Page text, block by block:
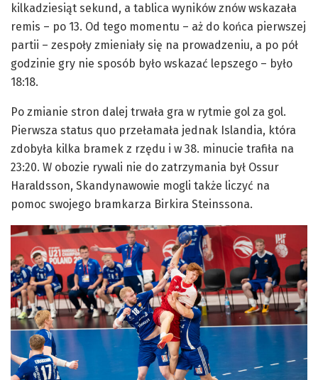
kilkadziesiąt sekund, a tablica wyników znów wskazała
remis – po 13. Od tego momentu – aż do końca pierwszej
partii – zespoły zmieniały się na prowadzeniu, a po pół
godzinie gry nie sposób było wskazać lepszego – było
18:18.
Po zmianie stron dalej trwała gra w rytmie gol za gol.
Pierwsza status quo przełamała jednak Islandia, która
zdobyła kilka bramek z rzędu i w 38. minucie trafiła na
23:20. W obozie rywali nie do zatrzymania był Ossur
Haraldsson, Skandynawowie mogli także liczyć na
pomoc swojego bramkarza Birkira Steinssona.